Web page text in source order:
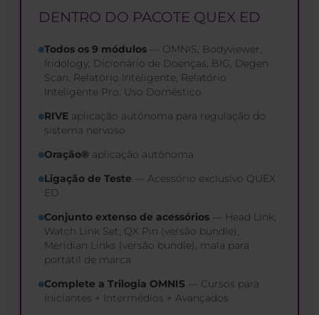
DENTRO DO PACOTE QUEX ED
Todos os 9 módulos — OMNIS, Bodyviewer,
Iridology, Dicionário de Doenças, BIG, Degen
Scan, Relatório Inteligente, Relatório
Inteligente Pro, Uso Doméstico
RIVE aplicação autónoma para regulação do
sistema nervoso
Oração® aplicação autónoma
Ligação de Teste — Acessório exclusivo QUEX
ED
Conjunto extenso de acessórios — Head Link,
Watch Link Set, QX Pin (versão bundle),
Meridian Links (versão bundle), mala para
portátil de marca
Complete a Trilogia OMNIS — Cursos para
Iniciantes + Intermédios + Avançados